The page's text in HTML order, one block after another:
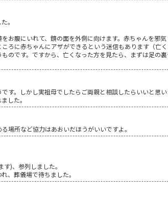
。
お腹にいれて、鏡の面を外側に向けます。赤ちゃんを邪
ろに赤ちゃんにアザができるという迷信もあります（亡
のです。ですから、亡くなった方を見たら、まずは足の
す。しかし実祖母でしたらご両親と相談したらいいと思
した。
場所など協力はあおいだほうがいいですよ。
)、参列しました。
、葬儀場で待ちました。